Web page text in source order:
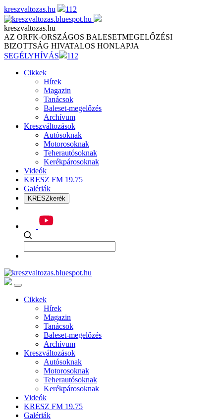
Skip
to
content
kreszvaltozas.hu 112
kreszvaltozas.hu
AZ ORFK-ORSZÁGOS BALESETMEGELŐZÉSI
BIZOTTSÁG HIVATALOS HONLAPJA
SEGÉLYHÍVÁS
112
Cikkek
Hírek
Magazin
Tanácsok
Baleset-megelőzés
Archívum
Kreszváltozások
Autósoknak
Motorosoknak
Teherautósoknak
Kerékpárosoknak
Videók
KRESZ FM 19.75
Galériák
KRESZkerék
Cikkek
Hírek
Magazin
Tanácsok
Baleset-megelőzés
Archívum
Kreszváltozások
Autósoknak
Motorosoknak
Teherautósoknak
Kerékpárosoknak
Videók
KRESZ FM 19.75
Galériák